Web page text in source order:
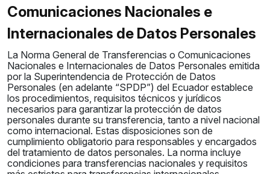
Comunicaciones Nacionales e
Internacionales de Datos Personales
La Norma General de Transferencias o Comunicaciones
Nacionales e Internacionales de Datos Personales emitida
por la Superintendencia de Protección de Datos
Personales (en adelante “SPDP”) del Ecuador establece
los procedimientos, requisitos técnicos y jurídicos
necesarios para garantizar la protección de datos
personales durante su transferencia, tanto a nivel nacional
como internacional. Estas disposiciones son de
cumplimiento obligatorio para responsables y encargados
del tratamiento de datos personales. La norma incluye
condiciones para transferencias nacionales y requisitos